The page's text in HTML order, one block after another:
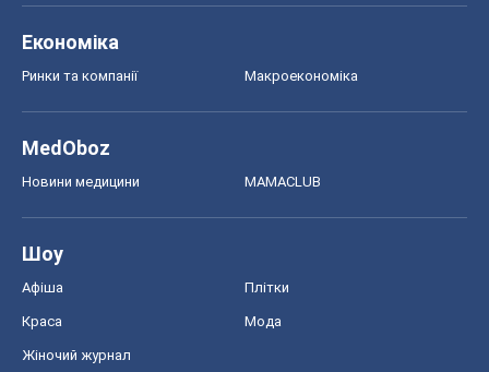
Економіка
Ринки та компанії Макроекономіка
MedOboz
Новини медицини MAMACLUB
Шоу
Афіша Плітки
Краса Мода
Жіночий журнал